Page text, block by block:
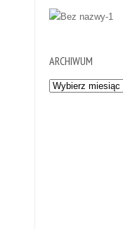
ARCHIWUM
Archiwum